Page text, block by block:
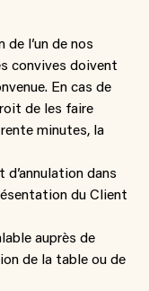
de l’un de nos
convives doivent
En cas de
de les faire
minutes, la
dans
du Client
auprès de
de la table ou de